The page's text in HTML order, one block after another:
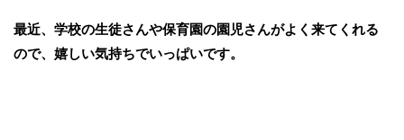
最近、学校の生徒さんや保育園の園児さんがよく来てくれる
ので、嬉しい気持ちでいっぱいです。